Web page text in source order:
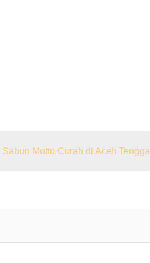
Sabun Motto Curah di Aceh